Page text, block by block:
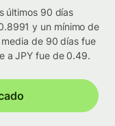
últimos 90 días
y un mínimo de
de 90 días fue
a JPY fue de 0.49.